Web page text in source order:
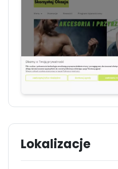
Lokalizacje